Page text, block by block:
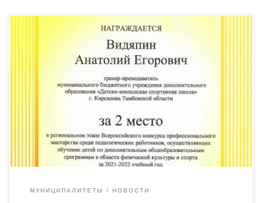
Стали известны итоги регионального этапа Всероссийского
конкурса профессионального мастерства среди
педагогических работников, осуществляющих обучение детей
по дополнительным общеобразовательным программам в
области физической культуры и спорта […]
МУНИЦИПАЛИТЕТЫ НОВОСТИ